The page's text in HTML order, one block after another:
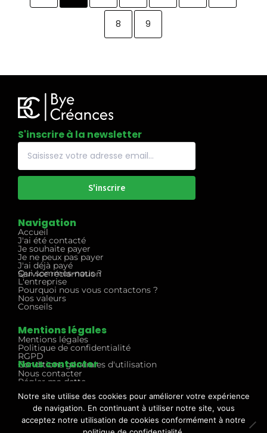
8 9
S'inscrire à la newsletter
S'inscrire
Navigation
Accueil
J'ai été contacté
Je souhaite payer
Je ne peux pas payer
J'ai déjà payé
Service réclamation
Qui sommes-nous ?
L'entreprise
Pourquoi nous vous contactons ?
Nos valeurs
Conseils
Mentions légales
Mentions légales
Politique de confidentialité
RGPD
Conditions générales d'utilisation
Nous contacter
Nous contacter
Régler ma dette
contact@bye-creances.fr
71 rue du Hem
62840 LAVENTIE
Notre site utilise des cookies pour améliorer votre expérience
de navigation. En continuant à utiliser notre site, vous
acceptez notre utilisation de cookies conformément à notre